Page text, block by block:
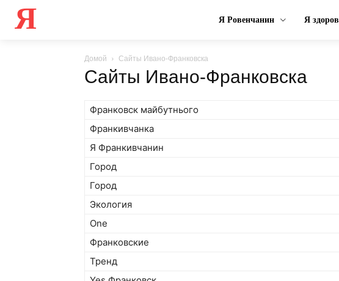
Я Я Ровенчанин Я здоров
Домой Сайты Ивано-Франковска
Сайты Ивано-Франковска
Франковск майбутнього
Франкивчанка
Я Франкивчанин
Город
Город
Экология
One
Франковские
Тренд